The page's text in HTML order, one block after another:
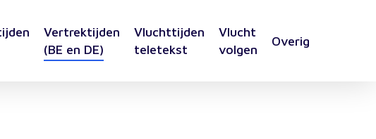
Vertrektijden
(BE en DE)
Vluchttijden
teletekst
Vlucht
volgen
Overig